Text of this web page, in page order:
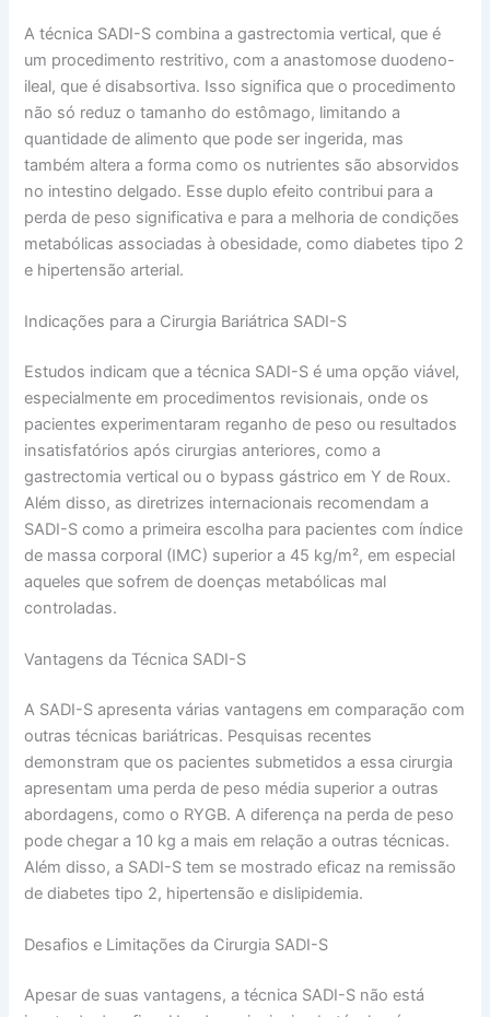
A técnica SADI-S combina a gastrectomia vertical, que é
um procedimento restritivo, com a anastomose duodeno-
ileal, que é disabsortiva. Isso significa que o procedimento
não só reduz o tamanho do estômago, limitando a
quantidade de alimento que pode ser ingerida, mas
também altera a forma como os nutrientes são absorvidos
no intestino delgado. Esse duplo efeito contribui para a
perda de peso significativa e para a melhoria de condições
metabólicas associadas à obesidade, como diabetes tipo 2
e hipertensão arterial.
Indicações para a Cirurgia Bariátrica SADI-S
Estudos indicam que a técnica SADI-S é uma opção viável,
especialmente em procedimentos revisionais, onde os
pacientes experimentaram reganho de peso ou resultados
insatisfatórios após cirurgias anteriores, como a
gastrectomia vertical ou o bypass gástrico em Y de Roux.
Além disso, as diretrizes internacionais recomendam a
SADI-S como a primeira escolha para pacientes com índice
de massa corporal (IMC) superior a 45 kg/m², em especial
aqueles que sofrem de doenças metabólicas mal
controladas.
Vantagens da Técnica SADI-S
A SADI-S apresenta várias vantagens em comparação com
outras técnicas bariátricas. Pesquisas recentes
demonstram que os pacientes submetidos a essa cirurgia
apresentam uma perda de peso média superior a outras
abordagens, como o RYGB. A diferença na perda de peso
pode chegar a 10 kg a mais em relação a outras técnicas.
Além disso, a SADI-S tem se mostrado eficaz na remissão
de diabetes tipo 2, hipertensão e dislipidemia.
Desafios e Limitações da Cirurgia SADI-S
Apesar de suas vantagens, a técnica SADI-S não está